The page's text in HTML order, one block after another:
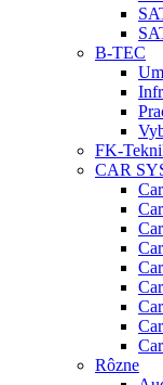
B-TEC
FK-
CAR
Rôzne